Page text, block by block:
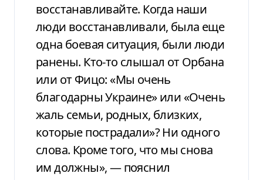
восстанавливайте. Когда наши
люди восстанавливали, была еще
одна боевая ситуация, были люди
ранены. Кто-то слышал от Орбана
или от Фицо: «Мы очень
благодарны Украине» или «Очень
жаль семьи, родных, близких,
которые пострадали»? Ни одного
слова. Кроме того, что мы снова
им должны», — пояснил